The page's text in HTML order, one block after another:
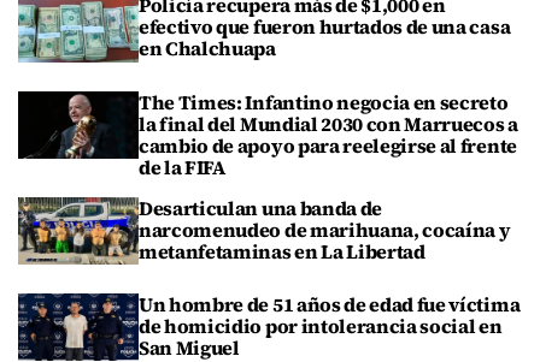
efectivo que fueron hurtados de una casa
en Chalchuapa
The Times: Infantino negocia en secreto
la final del Mundial 2030 con Marruecos a
cambio de apoyo para reelegirse al frente
de la FIFA
Desarticulan una banda de
narcomenudeo de marihuana, cocaína y
metanfetaminas en La Libertad
Un hombre de 51 años de edad fue víctima
de homicidio por intolerancia social en
San Miguel